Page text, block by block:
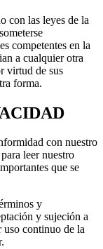
con las leyes de la
competentes en la
a cualquier otra
virtud de sus
forma.
con nuestro
leer nuestro
que se
y
y sujeción a
uso continuo de la